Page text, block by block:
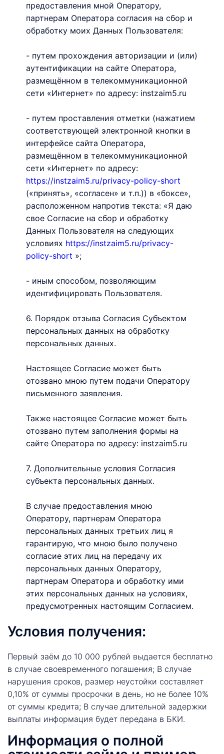
предоставления мной Оператору,
партнерам Оператора согласия на сбор и
обработку моих Данных Пользователя:
- путем прохождения авторизации и (или)
аутентификации на сайте Оператора,
размещённом в телекоммуникационной
сети «Интернет» по адресу: instzaim5.ru
- путем проставления отметки (нажатием
соответствующей электронной кнопки в
интерфейсе сайта Оператора,
размещённом в телекоммуникационной
сети «Интернет» по адресу:
https://instzaim5.ru/privacy-policy-short
(«принять», «согласен» и т.п.)) в «боксе»,
расположенном напротив текста: «Я даю
свое Согласие на сбор и обработку
Данных Пользователя на следующих
условиях https://instzaim5.ru/privacy-
policy-short »;
- иным способом, позволяющим
идентифицировать Пользователя.
6. Порядок отзыва Согласия Субъектом
персональных данных на обработку
персональных данных.
Настоящее Согласие может быть
отозвано мною путем подачи Оператору
письменного заявления.
Также настоящее Согласие может быть
отозвано путем заполнения формы на
сайте Оператора по адресу: instzaim5.ru
7. Дополнительные условия Согласия
субъекта персональных данных.
В случае предоставления мною
Оператору, партнерам Оператора
персональных данных третьих лиц я
гарантирую, что мною было получено
согласие этих лиц на передачу их
персональных данных Оператору,
партнерам Оператора и обработку ими
этих персональных данных на условиях,
предусмотренных настоящим Согласием.
Условия получения:
Первый заём до 10 000 рублей выдается бесплатно
в случае своевременного погашения; В случае
нарушения сроков, размер неустойки составляет
0,10% от суммы просрочки в день, но не более 10%
от суммы кредита; В случае длительной задержки
выплаты информация будет передана в БКИ.
Информация о полной